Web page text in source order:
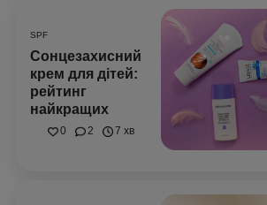
SPF
Сонцезахисний
крем для дітей:
рейтинг
найкращих
0 2 7 хв